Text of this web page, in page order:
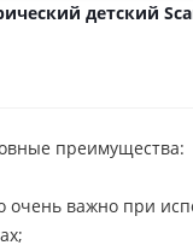
детский
преимущества:
очень важно при